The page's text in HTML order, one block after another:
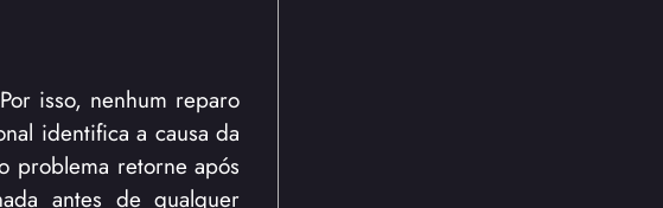
isso, nenhum reparo
identifica a causa da
problema retorne após
antes de qualquer